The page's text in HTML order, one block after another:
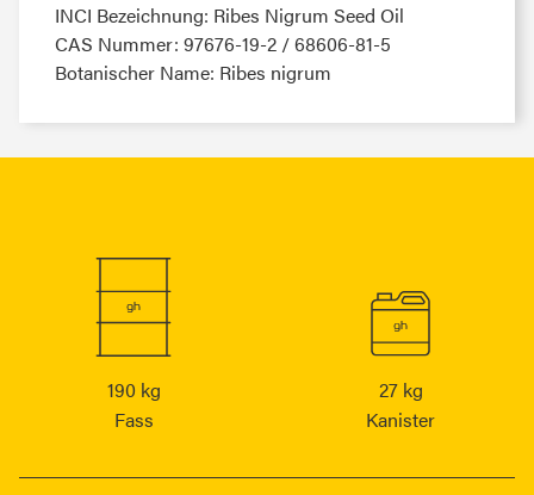
INCI Bezeichnung: Ribes Nigrum Seed Oil
CAS Nummer: 97676-19-2 / 68606-81-5
Botanischer Name: Ribes nigrum
190 kg
Fass
27 kg
Kanister